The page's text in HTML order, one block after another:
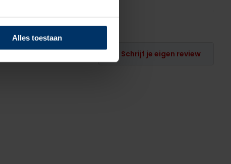
Alles toestaan
Schrijf je eigen review